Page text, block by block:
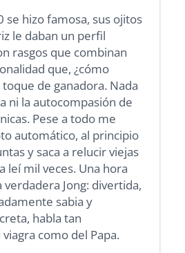
se hizo famosa, sus ojitos
le daban un perfil
rasgos que combinan
que, ¿cómo
de ganadora. Nada
ni la autocompasión de
Pese a todo me
automático, al principio
y saca a relucir viejas
leí mil veces. Una hora
verdadera Jong: divertida,
sabia y
habla tan
como del Papa.